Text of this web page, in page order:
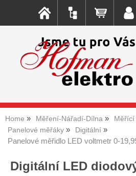
Home Měření-Nářadí-Dílna
Měřící
Panelové měřáky
Digitální
Panelové měřidlo LED voltmetr 0-
Digitální LED